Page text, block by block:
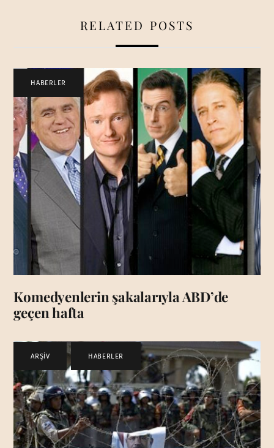
RELATED POSTS
HABERLER
Komedyenlerin şakalarıyla ABD’de
geçen hafta
ARŞİV , HABERLER